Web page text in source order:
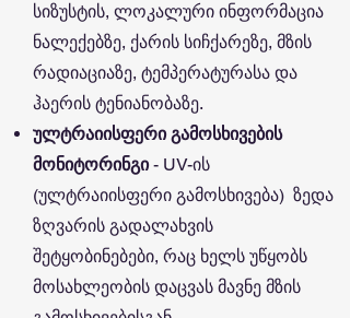
სიზუსტის, ლოკალური ინფორმაცია
ნალექებზე, ქარის სიჩქარეზე, მზის
რადიაციაზე, ტემპერატურასა და
ჰაერის ტენიანობაზე.
ულტრაიისფერი გამოსხივების
მონიტორინგი- UV-ის
(ულტრაიისფერი გამოსხივება) ზედა
ზღვარის გადალახვის
შეტყობინებები, რაც ხელს უწყობს
მოსახლეობის დაცვას მავნე მზის